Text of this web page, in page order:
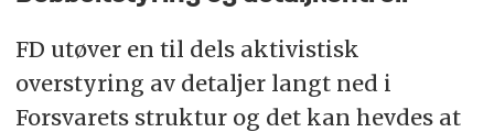
FD utøver en til dels aktivistisk
overstyring av detaljer langt ned i
Forsvarets struktur og det kan hevdes at